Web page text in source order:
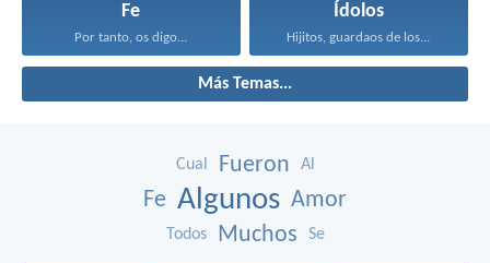
Fe
Por tanto, os digo...
Ídolos
Hijitos, guardaos de los...
Más Temas...
Cual Fueron Al
Fe Algunos Amor
Todos Muchos Se